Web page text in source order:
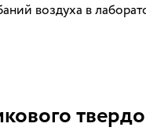
воздуха в